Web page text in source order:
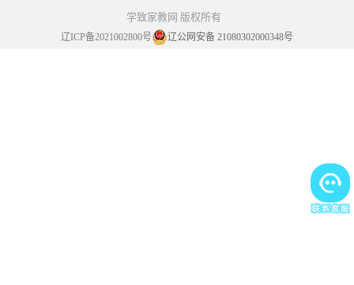
学致家教网 版权所有
辽ICP备2021002800号 辽公网安备 21080302000348号